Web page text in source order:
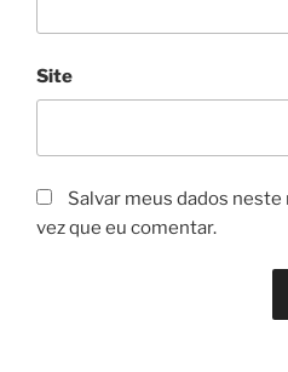
Site
Salvar meus dados
vez que eu comentar.